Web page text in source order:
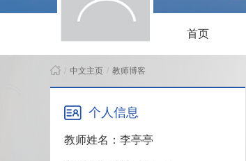
首页
/ 中文主页 / 教师博客
个人信息
教师姓名：李亭亭